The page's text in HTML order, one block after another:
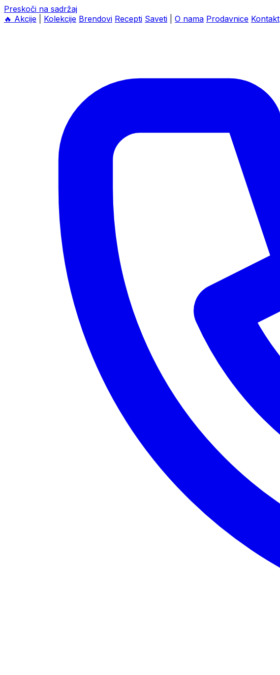
Preskoči na sadržaj
🔥 Akcije Kolekcije Brendovi Recepti Saveti O nama Prodavnice Kontakt